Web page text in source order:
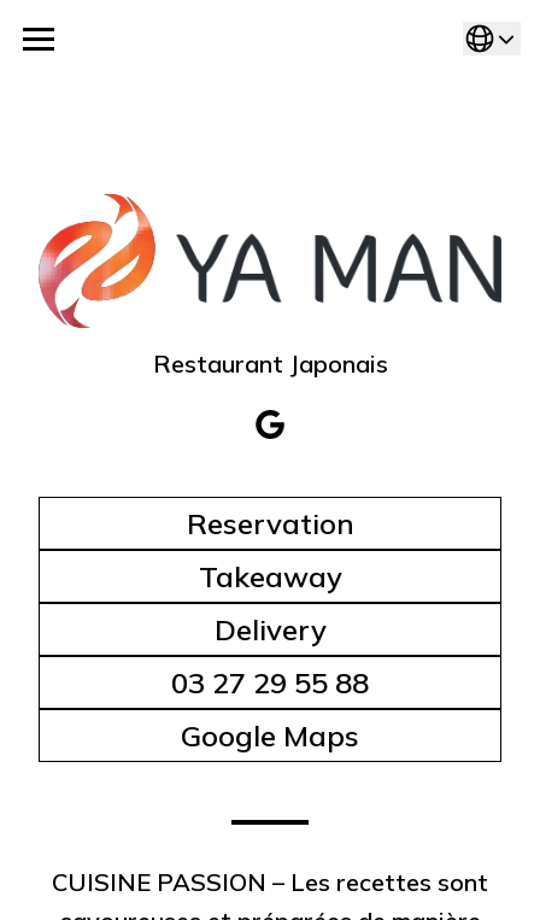
Restaurant Japonais
Reservation
Takeaway
Delivery
03 27 29 55 88
Google Maps
CUISINE PASSION – Les recettes sont